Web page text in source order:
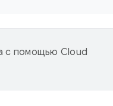
с помощью Cloud